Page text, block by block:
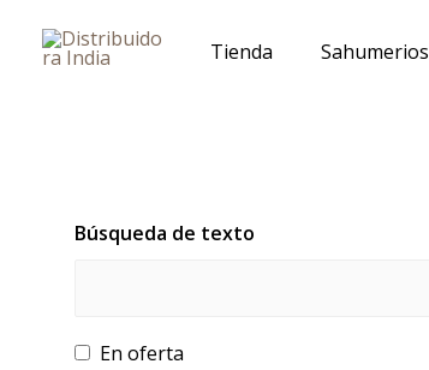
contenido
Tienda Sahumerios
Búsqueda de texto
En oferta